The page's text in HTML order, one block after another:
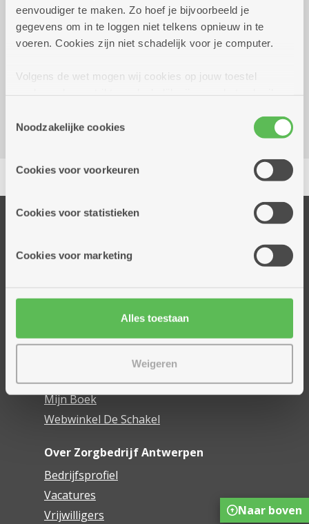
eenvoudiger te maken. Zo hoef je bijvoorbeeld je
gegevens om in te loggen niet telkens opnieuw in te
voeren. Cookies zijn niet schadelijk voor je computer.
Volgens de wet mogen wij cookies op jouw toestel
cookies hebben we jouw toestemming nodig. Sommige
cookies worden geplaatst door derde partijen die een
informatie over jouw (geanonimiseerd) gebruik van onze
partners kunnen deze gegevens combineren met andere
Noodzakelijke cookies
Cookies voor voorkeuren
Cookies voor statistieken
Cookies voor marketing
Alles toestaan
Weigeren
2 euro
Dienstencentrum Pulhof
Floraliënlaan 400 C
Delen
Onze diensten
Dienstencentra
Woonzorgcentra
Financieel comfort
Mijn Zorgbedrijf
Mijn Boek
Webwinkel De Schakel
Over Zorgbedrijf Antwerpen
Bedrijfsprofiel
Vacatures
Vrijwilligers
Naar boven